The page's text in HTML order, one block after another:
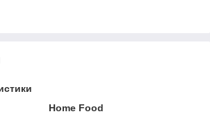
Home Food